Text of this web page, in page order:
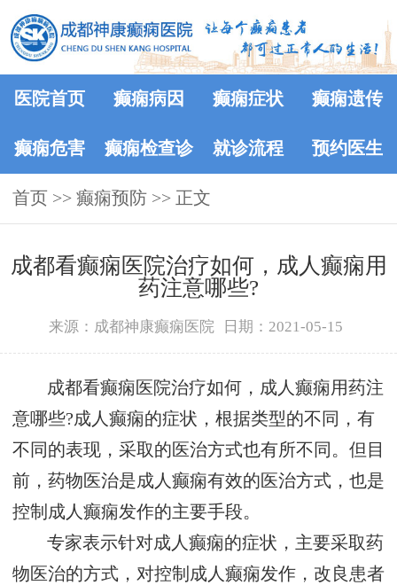
医院首页 癫痫病因 癫痫症状 癫痫遗传
癫痫危害 癫痫检查诊
断
就诊流程 预约医生
首页 >> 癫痫预防 >> 正文
成都看癫痫医院治疗如何，成人癫痫用
药注意哪些?
来源：成都神康癫痫医院 日期：2021-05-15
成都看癫痫医院治疗如何，成人癫痫用药注
意哪些?成人癫痫的症状，根据类型的不同，有
不同的表现，采取的医治方式也有所不同。但目
前，药物医治是成人癫痫有效的医治方式，也是
控制成人癫痫发作的主要手段。
专家表示针对成人癫痫的症状，主要采取药
物医治的方式，对控制成人癫痫发作，改良患者